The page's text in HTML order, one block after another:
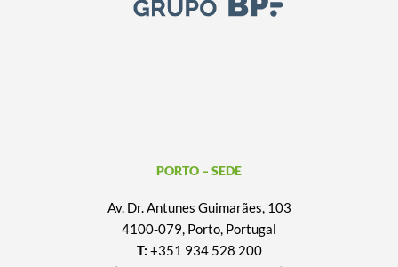
PORTO – SEDE
Av. Dr. Antunes Guimarães, 103
4100-079, Porto, Portugal
T: +351 934 528 200